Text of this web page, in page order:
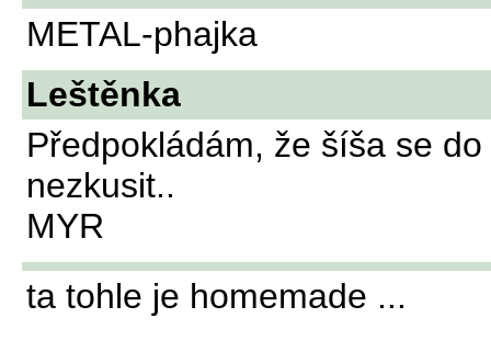
METAL-phajka
Leštěnka
Předpokládám, že šíša se
nezkusit..
MYR
ta tohle je homemade ...